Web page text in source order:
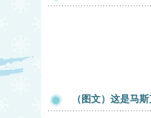
（图文）这是马